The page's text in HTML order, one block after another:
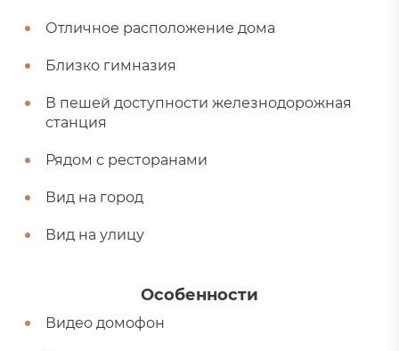
Отличное расположение дома
Близко гимназия
В пешей доступности железнодорожная
станция
Рядом с ресторанами
Вид на город
Вид на улицу
Особенности
Видео домофон